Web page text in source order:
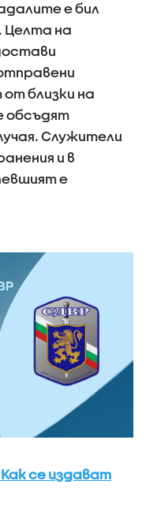
е бил
Целта на
от близки на
обсъдят
Служители
и в
е
се издават